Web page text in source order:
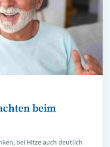
beim
bei Hitze auch deutlich